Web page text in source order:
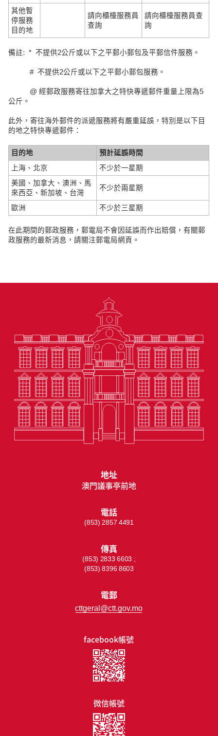
其他暫
停服務
目的地
請向櫃檯服務員
查詢
請向櫃檯服務員查
詢
備註: * 不提供2公斤或以下之平郵小郵包及平郵信件服務。
# 不提供2公斤或以下之平郵小郵包服務。
@ 經郵政服務寄往加拿大之特快專遞郵件重量上限為5
公斤。
此外，寄往海外郵件的派遞服務將有嚴重延誤，特別是以下目
的地之特快專遞郵件：
目的地
預計延誤時間
上海、北京
不少於一星期
美國、加拿大、澳洲、馬
來西亞、新加坡、台灣
不少於兩星期
歐洲 不少於三星期
在此期間的郵政服務，郵電局不會因延誤而作出賠償，有關郵
政服務的最新消息，請關注郵電局網頁。
facebook帳號
微信帳號
地址
澳門議事亭前地
電話
(853) 2857 4491
傳真
(853) 2833 6603 ;
(853) 8396 8603
電郵
cttgeral@ctt.gov.mo